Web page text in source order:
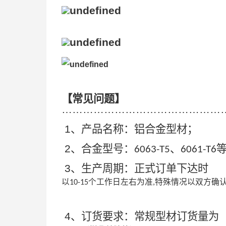
【常见问题】
1、产品名称：铝合金型材；
2、合金型号： 6063-T5、 6061-T6
3、生产周期：正式订单下达时
以10-15个工作日左右为准,特殊情况以双方确
4、订货要求：常规型材订货量为